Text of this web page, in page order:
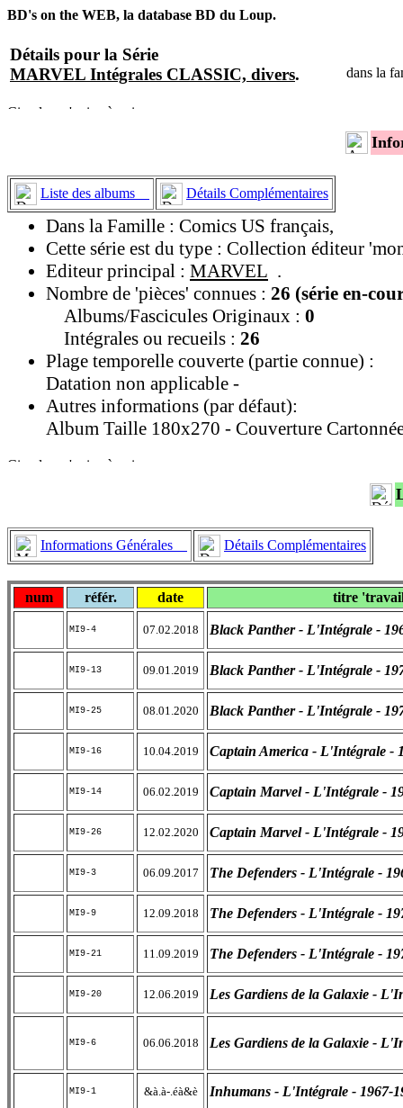
BD's on the WEB, la database BD du Loup.
Détails pour la Série
MARVEL Intégrales CLASSIC, divers. dans la
Liste des albums Détails Complémentaires
Dans la Famille : Comics US français,
Cette série est du type : Collection éditeur
Editeur principal : MARVEL .
Nombre de 'pièces' connues : 26 (série en-
Albums/Fascicules Originaux : 0
Intégrales ou recueils : 26
Plage temporelle couverte (partie connue) :
Datation non applicable -
Autres informations (par défaut):
Album Taille 180x270 - Couverture
Informations Générales Détails Complémentaires
num référ. date titre
MI9-4 07.02.2018 Black Panther - L'Intégrale -
MI9-13 09.01.2019 Black Panther - L'Intégrale -
MI9-25 08.01.2020 Black Panther - L'Intégrale -
MI9-16 10.04.2019 Captain America - L'Intégrale -
MI9-14 06.02.2019 Captain Marvel - L'Intégrale -
MI9-26 12.02.2020 Captain Marvel - L'Intégrale -
MI9-3 06.09.2017 The Defenders - L'Intégrale -
MI9-9 12.09.2018 The Defenders - L'Intégrale -
MI9-21 11.09.2019 The Defenders - L'Intégrale -
MI9-20 12.06.2019 Les Gardiens de la Galaxie -
MI9-6 06.06.2018 Les Gardiens de la Galaxie -
MI9-1 &à.à-.éà&è Inhumans - L'Intégrale - 1967-